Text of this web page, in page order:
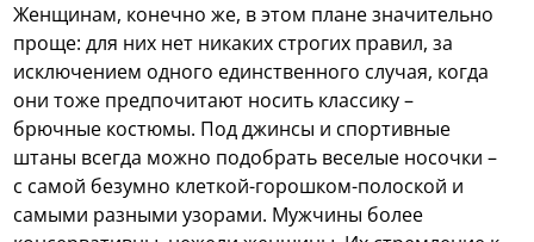
Женщинам, конечно же, в этом плане значительно
проще: для них нет никаких строгих правил, за
исключением одного единственного случая, когда
они тоже предпочитают носить классику –
брючные костюмы. Под джинсы и спортивные
штаны всегда можно подобрать веселые носочки –
с самой безумно клеткой-горошком-полоской и
самыми разными узорами. Мужчины более